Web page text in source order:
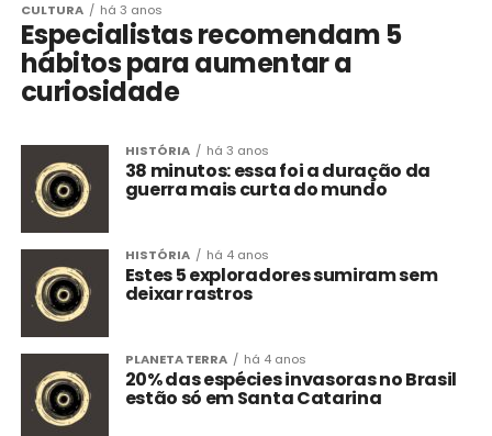
CULTURA há 3 anos
Especialistas recomendam 5
hábitos para aumentar a
curiosidade
HISTÓRIA há 3 anos
38 minutos: essa foi a duração da
guerra mais curta do mundo
HISTÓRIA há 4 anos
Estes 5 exploradores sumiram sem
deixar rastros
PLANETA TERRA há 4 anos
20% das espécies invasoras no Brasil
estão só em Santa Catarina